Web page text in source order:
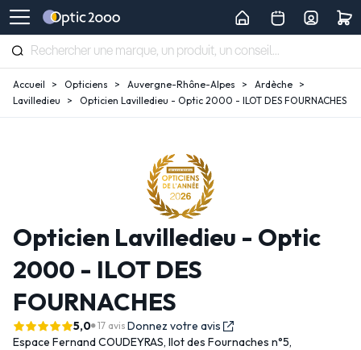
Accueil Opticiens Auvergne-Rhône-Alpes
Ardèche
Lavilledieu
Opticien Lavilledieu - Optic 2000 - ILOT DES FOURNACHES
Opticien Lavilledieu - Optic
2000 - ILOT DES
FOURNACHES
5,0 17 avis Donnez votre avis
Espace Fernand COUDEYRAS, Ilot des Fournaches n°5,